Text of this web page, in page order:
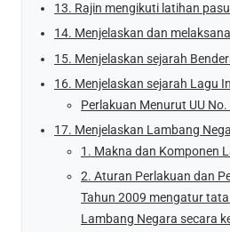
13. Rajin mengikuti latihan
14. Menjelaskan dan
15. Menjelaskan sejarah
16. Menjelaskan sejarah Lagu
Perlakuan Menurut UU
17. Menjelaskan Lambang
1. Makna dan Komponen
2. Aturan Perlakuan dan
Tahun 2009 mengatur
Lambang Negara secara